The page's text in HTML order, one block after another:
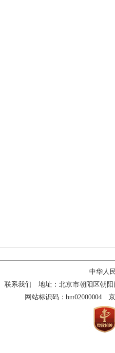
中华人
联系我们
地址：北京市朝阳区朝
网站标识码：bm02000004